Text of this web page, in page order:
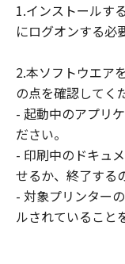
一切の責
ユーザー
府より必
ソフトウ
たは間接
1.インストールす
にログオンする必
2.本ソフトウエア
の点を確認してく
- 起動中のアプリ
ださい。
- 印刷中のドキュ
せるか、終了する
- 対象プリンター
ルされていること